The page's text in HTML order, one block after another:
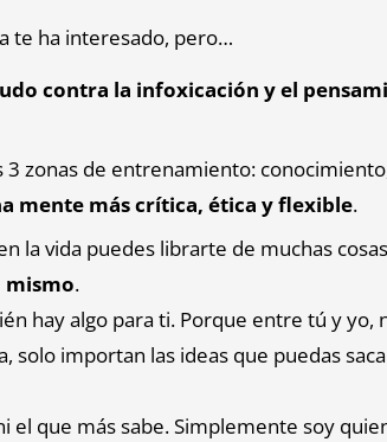
te ha interesado, pero…
contra la infoxicación y el
3 zonas de entrenamiento:
mente más crítica, ética y flexible.
la vida puedes librarte de muchas
mismo.
hay algo para ti. Porque entre tú y yo,
solo importan las ideas que puedas
el que más sabe. Simplemente soy